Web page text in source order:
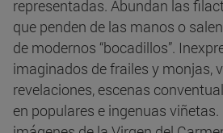
representadas. Abundan las
que penden de las manos o
de modernos “bocadillos”.
imaginados de frailes y monjas,
revelaciones, escenas
en populares e ingenuas